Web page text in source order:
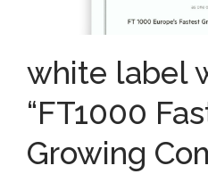
white label
“FT1000
Growing